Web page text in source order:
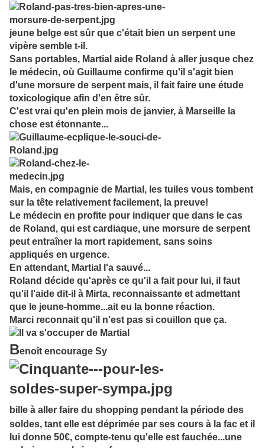
jeune belge est sûr que c'était bien un serpent une
vipère semble t-il.
Sans portables, Martial aide Roland à aller jusque chez
le médecin, où Guillaume confirme qu'il s'agit bien
d'une morsure de serpent mais, il fait faire une étude
toxicologique afin d'en être sûr.
C'est vrai qu'en plein mois de janvier, à Marseille la
chose est étonnante...
Mais, en compagnie de Martial, les tuiles vous tombent
sur la tête relativement facilement, la preuve!
Le médecin en profite pour indiquer que dans le cas
de Roland, qui est cardiaque, une morsure de serpent
peut entraîner la mort rapidement, sans soins
appliqués en urgence.
En attendant, Martial l'a sauvé...
Roland décide qu'après ce qu'il a fait pour lui, il faut
qu'il l'aide dit-il à Mirta, reconnaissante et admettant
que le jeune-homme...ait eu la bonne réaction.
Marci reconnait qu'il n'est pas si couillon que ça.
Benoît encourage Sy
bille à aller faire du shopping pendant la période des
soldes, tant elle est déprimée par ses cours à la fac et il
lui donne 50€, compte-tenu qu'elle est fauchée...une